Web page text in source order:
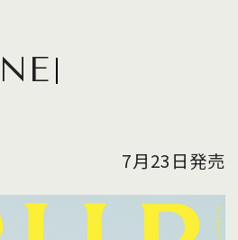
7月23日発売